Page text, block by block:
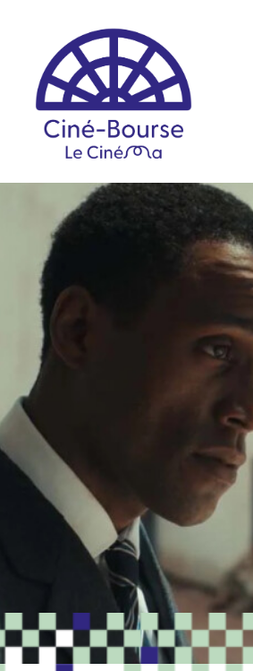
FILMS ET HORAIRES
ÉVÉNEMENTS
SCOLAIRES
PRATIQUE
RÉSERVATION